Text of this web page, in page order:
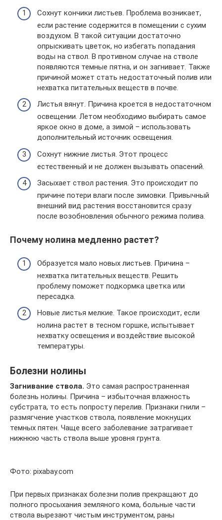
Сохнут кончики листьев. Проблема возникает,
если растение содержится в помещении с сухим
воздухом. В такой ситуации достаточно
опрыскивать цветок, но избегать попадания
воды на ствол. В противном случае на стволе
появляются темные пятна, и он загнивает. Также
причиной может стать недостаточный полив или
нехватка питательных веществ в почве.
Листья вянут. Причина кроется в недостаточном
освещении. Летом необходимо выбирать самое
яркое окно в доме, а зимой – использовать
дополнительный источник освещения.
Сохнут нижние листья. Этот процесс
естественный и не должен вызывать опасений.
Засыхает ствол растения. Это происходит по
причине потери влаги после зимовки. Привычный
внешний вид растения восстановится сразу
после возобновления обычного режима полива.
Почему нолина медленно растет?
Образуется мало новых листьев. Причина –
нехватка питательных веществ. Решить
проблему поможет подкормка цветка или
пересадка.
Новые листья мелкие. Такое происходит, если
нолина растет в тесном горшке, испытывает
нехватку освещения и воздействие высокой
температуры.
Болезни нолины
Загнивание ствола. Это самая распространенная
болезнь нолины. Причина – избыточная влажность
субстрата, то есть попросту перелив. Признаки гнили –
размягчение участков ствола, появление мокнущих
темных пятен. Чаще всего заболевание затрагивает
нижнюю часть ствола выше уровня грунта.
Фото: pixabay.com
При первых признаках болезни полив прекращают до
полного просыхания земляного кома, больные части
ствола вырезают чистым инструментом, раны